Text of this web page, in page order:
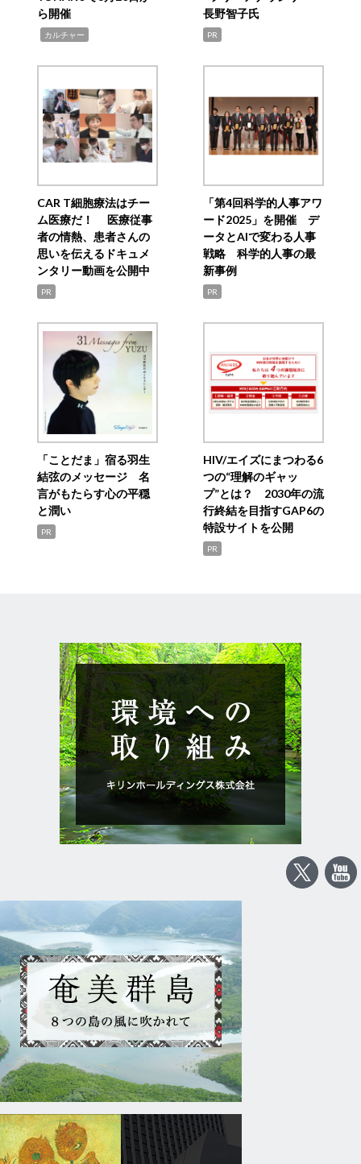
ら開催
カルチャー
長野智子氏
PR
CAR T細胞療法はチー
ム医療だ！ 医療従事
者の情熱、患者さんの
思いを伝えるドキュメ
ンタリー動画を公開中
PR
「第4回科学的人事アワ
ード2025」を開催 デ
ータとAIで変わる人事
戦略 科学的人事の最
新事例
PR
「ことだま」宿る羽生
結弦のメッセージ 名
言がもたらす心の平穏
と潤い
PR
HIV/エイズにまつわる6
つの“理解のギャッ
プ”とは？ 2030年の流
行終結を目指すGAP6の
特設サイトを公開
PR